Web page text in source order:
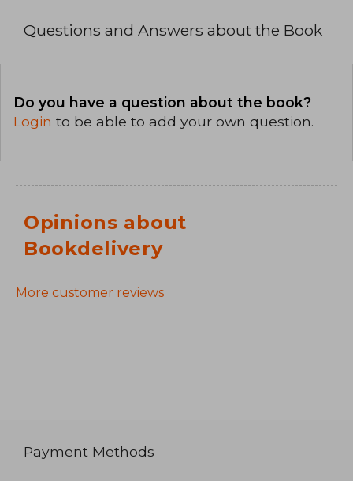
Questions and Answers about the Book
Do you have a question about the book?
Login to be able to add your own question.
Opinions about
Bookdelivery
More customer reviews
Payment Methods